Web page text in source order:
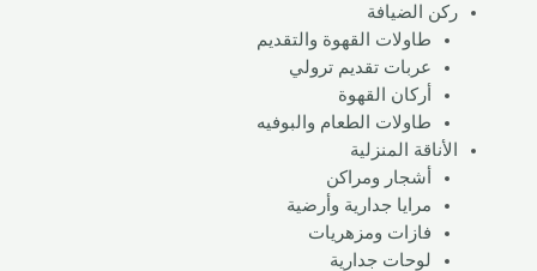
ركن الضيافة
طاولات القهوة والتقديم
عربات تقديم ترولي
أركان القهوة
طاولات الطعام والبوفيه
الأناقة المنزلية
أشجار ومراكن
مرايا جدارية وأرضية
فازات ومزهريات
لوحات جدارية